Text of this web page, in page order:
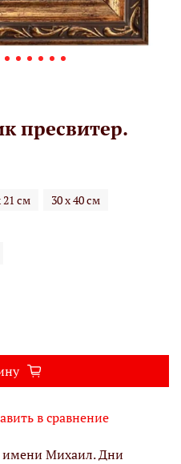
пресвитер.
в сравнение
21 см 30 х 40 см
Михаил. Дни